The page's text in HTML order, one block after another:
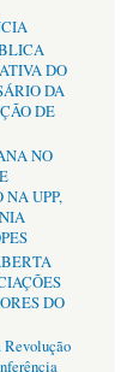
DO
DA
DE
NO
NA UPP,
DO